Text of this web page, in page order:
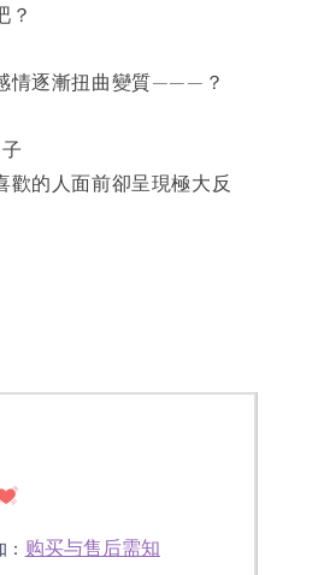
？
情逐漸扭曲變質———？
的人面前卻呈現極大反
购买与售后需知